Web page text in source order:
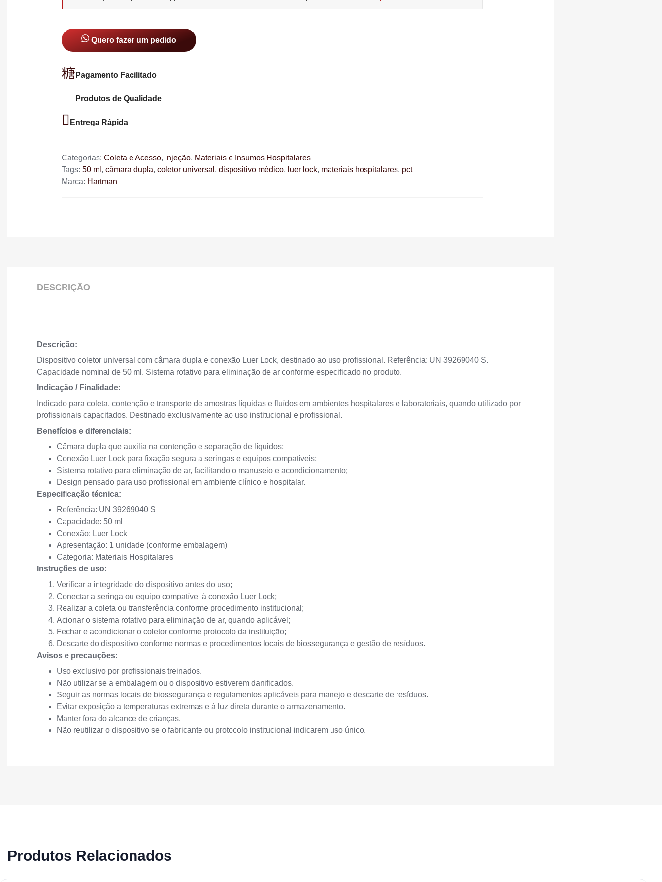
Quero fazer um pedido
Pagamento Facilitado
Produtos de Qualidade
Entrega Rápida
Categorias: Coleta e Acesso, Injeção, Materiais e Insumos Hospitalares
Tags: 50 ml , câmara dupla, coletor universal , dispositivo médico, luer lock, materiais hospitalares, pct
Marca: Hartman
DESCRIÇÃO
Descrição:
Dispositivo coletor universal com câmara dupla e conexão Luer Lock, destinado ao uso profissional. Referência: UN 39269040 S.
Capacidade nominal de 50 ml. Sistema rotativo para eliminação de ar conforme especificado no produto.
Indicação / Finalidade:
Indicado para coleta, contenção e transporte de amostras líquidas e fluídos em ambientes hospitalares e laboratoriais, quando utilizado por
profissionais capacitados. Destinado exclusivamente ao uso institucional e profissional.
Benefícios e diferenciais:
Câmara dupla que auxilia na contenção e separação de líquidos;
Conexão Luer Lock para fixação segura a seringas e equipos compatíveis;
Sistema rotativo para eliminação de ar, facilitando o manuseio e acondicionamento;
Design pensado para uso profissional em ambiente clínico e hospitalar.
Especificação técnica:
Referência: UN 39269040 S
Capacidade: 50 ml
Conexão: Luer Lock
Apresentação: 1 unidade (conforme embalagem)
Categoria: Materiais Hospitalares
Instruções de uso:
Verificar a integridade do dispositivo antes do uso;
Conectar a seringa ou equipo compatível à conexão Luer Lock;
Realizar a coleta ou transferência conforme procedimento institucional;
Acionar o sistema rotativo para eliminação de ar, quando aplicável;
Fechar e acondicionar o coletor conforme protocolo da instituição;
Descarte do dispositivo conforme normas e procedimentos locais de biossegurança e gestão de resíduos.
Avisos e precauções:
Uso exclusivo por profissionais treinados.
Não utilizar se a embalagem ou o dispositivo estiverem danificados.
Seguir as normas locais de biossegurança e regulamentos aplicáveis para manejo e descarte de resíduos.
Evitar exposição a temperaturas extremas e à luz direta durante o armazenamento.
Manter fora do alcance de crianças.
Não reutilizar o dispositivo se o fabricante ou protocolo institucional indicarem uso único.
Produtos Relacionados